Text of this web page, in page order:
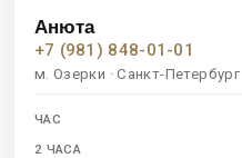
Анюта
+7 (981) 848-01-01
м. Озерки · Санкт-Петербург
ЧАС
2 ЧАСА